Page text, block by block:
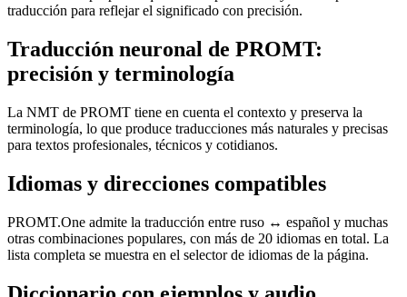
traducción para reflejar el significado con precisión.
Traducción neuronal de PROMT:
precisión y terminología
La NMT de PROMT tiene en cuenta el contexto y preserva la
terminología, lo que produce traducciones más naturales y precisas
para textos profesionales, técnicos y cotidianos.
Idiomas y direcciones compatibles
PROMT.One admite la traducción entre ruso ↔ español y muchas
otras combinaciones populares, con más de 20 idiomas en total. La
lista completa se muestra en el selector de idiomas de la página.